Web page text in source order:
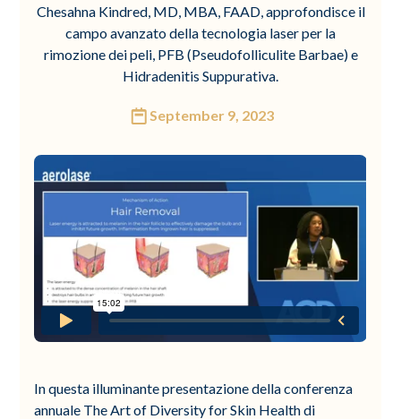
Chesahna Kindred, MD, MBA, FAAD, approfondisce il
campo avanzato della tecnologia laser per la
rimozione dei peli, PFB (Pseudofolliculite Barbae) e
Hidradenitis Suppurativa.
September 9, 2023
In questa illuminante presentazione della conferenza
annuale The Art of Diversity for Skin Health di